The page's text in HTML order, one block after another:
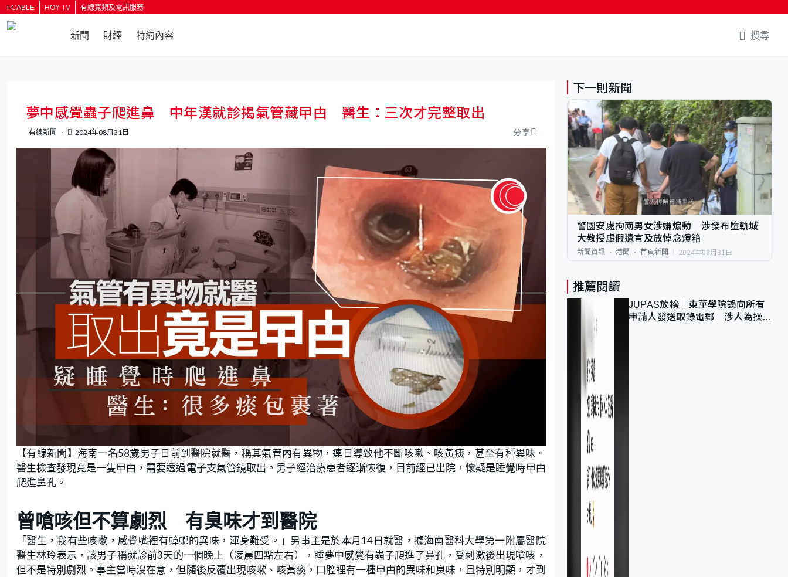
i-CABLE HOY TV 有線寬頻及電訊服務
新聞 財經 特約內容 搜尋
夢中感覺蟲子爬進鼻 中年漢就診揭氣管藏曱甴 醫生：三次才完整取出
有線新聞 2024年08月31日 分享
【有線新聞】海南一名58歲男子日前到醫院就醫，稱其氣管內有異物，連日導致他不斷咳嗽、咳黃痰，甚至有種異味。
醫生檢查發現竟是一隻曱甴，需要透過電子支氣管鏡取出。男子經治療患者逐漸恢復，目前經已出院，懷疑是睡覺時曱甴
爬進鼻孔。
曾嗆咳但不算劇烈 有臭味才到醫院
「醫生，我有些咳嗽，感覺嘴裡有蟑螂的異味，渾身難受。」男事主是於本月14日就醫，據海南醫科大學第一附屬醫院
醫生林玲表示，該男子稱就診前3天的一個晚上（凌晨四點左右），睡夢中感覺有蟲子爬進了鼻孔，受刺激後出現嗆咳，
但不是特別劇烈。事主當時沒在意，但隨後反覆出現咳嗽、咳黃痰，口腔裡有一種曱甴的異味和臭味，且特別明顯，才到
下一則新聞
警國安處拘兩男女涉嫌煽動 涉發布墮軌城
大教授虛假遺言及放悼念燈箱
新聞資訊 港聞 首頁新聞 2024年08月31日
推薦閱讀
JUPAS放榜｜東華學院誤向所有
申請人發送取錄電郵 涉人為操作